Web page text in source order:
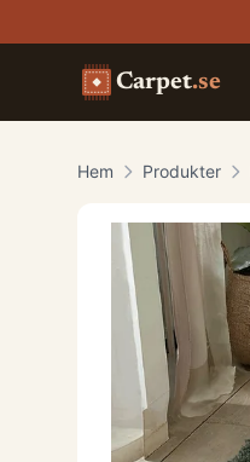
Carpet.se
Hem Produkter